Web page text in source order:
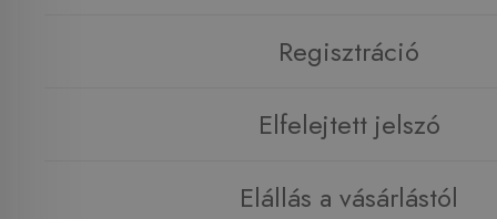
Regisztráció
Elfelejtett jelszó
Elállás a vásárlástól